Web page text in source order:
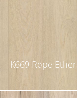
K669 Rope